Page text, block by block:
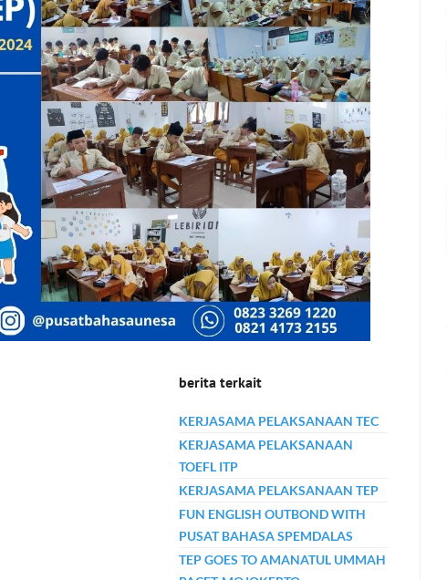
berita terkait
KERJASAMA PELAKSANAAN TEC
KERJASAMA PELAKSANAAN
TOEFL ITP
KERJASAMA PELAKSANAAN TEP
FUN ENGLISH OUTBOND WITH
PUSAT BAHASA SPEMDALAS
TEP GOES TO AMANATUL UMMAH